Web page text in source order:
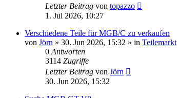
Letzter Beitrag von topazzo
1. Jul 2026, 10:27
Verschiedene Teile für MGB/C zu verkaufen
von Jörn » 30. Jun 2026, 15:32 » in Teilemarkt
0 Antworten
3114 Zugriffe
Letzter Beitrag von Jörn
30. Jun 2026, 15:32